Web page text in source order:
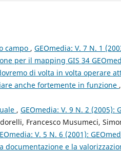
campo , GEOmedia: V. 7 N. 1
per il mapping GIS 34
di volta in volta operare
anche fortemente in funzione ,
, GEOmedia: V. 9 N. 2 (2005):
Francesco Musumeci,
V. 5 N. 6 (2001):
documentazione e la